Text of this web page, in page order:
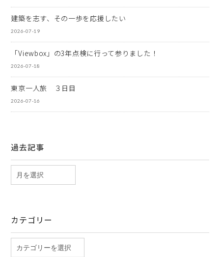
建築を志す、その一歩を応援したい
2026-07-19
「Viewbox」の3年点検に行って参りました！
2026-07-18
東京一人旅 ３日目
2026-07-16
過去記事
カテゴリー